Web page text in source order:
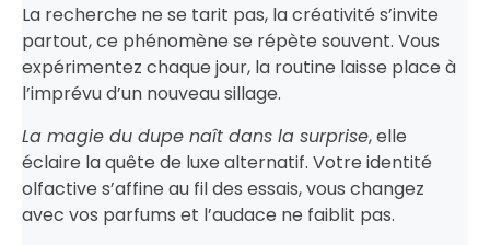
La recherche ne se tarit pas, la créativité s’invite
partout, ce phénomène se répète souvent. Vous
expérimentez chaque jour, la routine laisse place à
l’imprévu d’un nouveau sillage.
La magie du dupe naît dans la surprise, elle
éclaire la quête de luxe alternatif. Votre identité
olfactive s’affine au fil des essais, vous changez
avec vos parfums et l’audace ne faiblit pas.